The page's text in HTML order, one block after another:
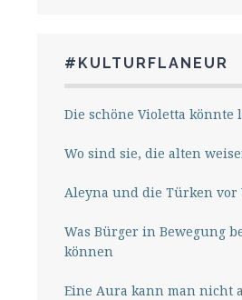
#KULTURFLANEUR
Die schöne Violetta könnte
Wo sind sie, die alten
Aleyna und die Türken vor
Was Bürger in Bewegung
können
Eine Aura kann man nicht